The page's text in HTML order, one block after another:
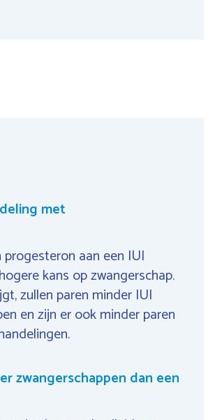
met
aan een IUI
kans op zwangerschap.
zullen paren minder IUI
en zijn er ook minder paren
zwangerschappen dan een